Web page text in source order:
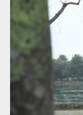
公園のマ
ダウンロ